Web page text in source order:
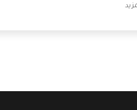
البيع مع المنتجات وتقدم للعملاء